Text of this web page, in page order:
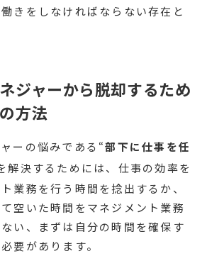
きをしなければならない存在と
ジャーから脱却するため
方法
ーの悩みである“部下に仕事を任
解決するためには、仕事の効率を
業務を行う時間を捻出するか、
空いた時間をマネジメント業務
い、まずは自分の時間を確保す
要があります。